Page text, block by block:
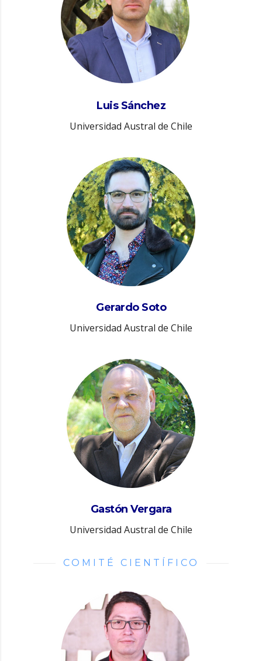
Luis Sánchez
Universidad Austral de Chile
Gerardo Soto
Universidad Austral de Chile
Gastón Vergara
Universidad Austral de Chile
COMITÉ CIENTÍFICO